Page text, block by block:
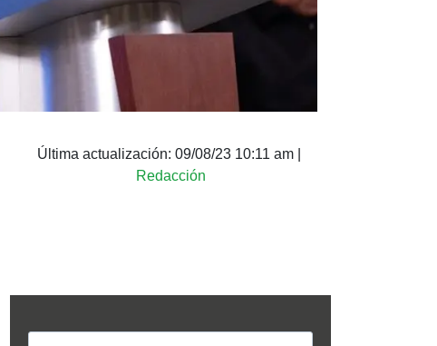
Última actualización: 09/08/23 10:11 am|
Redacción